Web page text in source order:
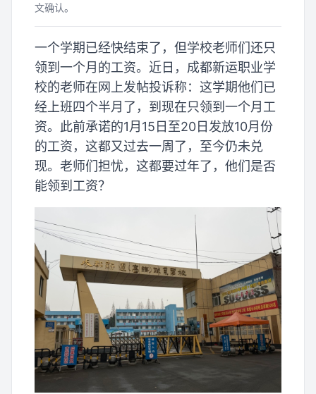
文确认。
一个学期已经快结束了，但学校老师们还只
领到一个月的工资。近日，成都新运职业学
校的老师在网上发帖投诉称：这学期他们已
经上班四个半月了，到现在只领到一个月工
资。此前承诺的1月15日至20日发放10月份
的工资，这都又过去一周了，至今仍未兑
现。老师们担忧，这都要过年了，他们是否
能领到工资？